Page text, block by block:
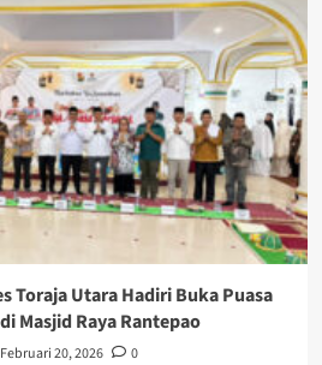
Toraja Utara Hadiri Buka Puasa
Masjid Raya Rantepao
Februari 20, 2026 0